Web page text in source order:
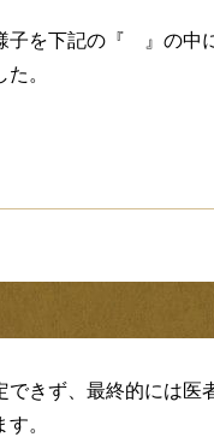
子を下記の『 』の中
。
できず、最終的には医
。